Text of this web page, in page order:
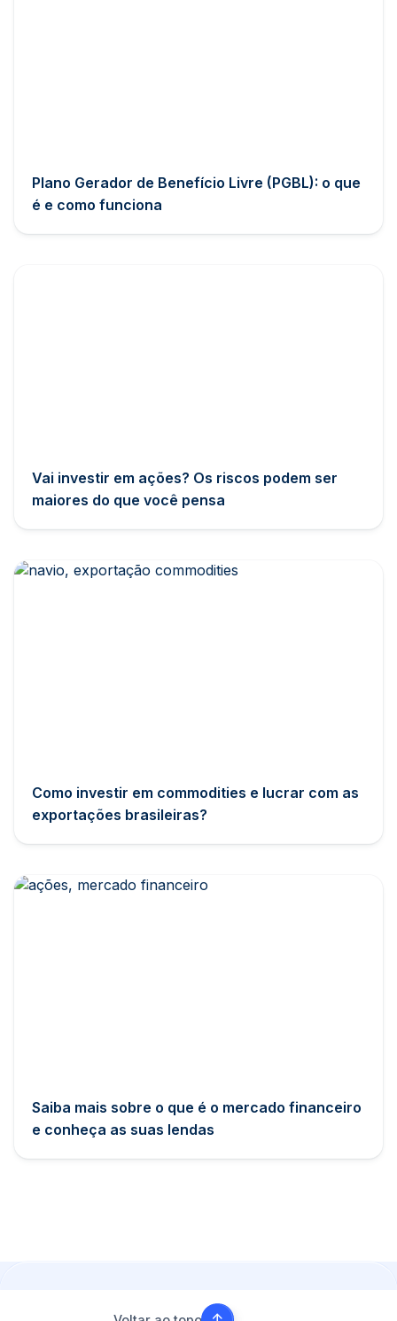
Plano Gerador de Benefício Livre (PGBL): o que
é e como funciona
Vai investir em ações? Os riscos podem ser
maiores do que você pensa
Como investir em commodities e lucrar com as
exportações brasileiras?
Saiba mais sobre o que é o mercado financeiro
e conheça as suas lendas